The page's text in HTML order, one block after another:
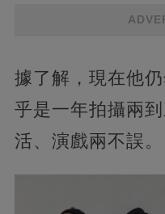
據了解，現在他
乎是一年拍攝兩
活、演戲兩不誤。